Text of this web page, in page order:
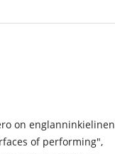
on englanninkielinen
of performing",